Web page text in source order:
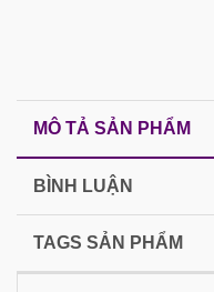
MÔ TẢ SẢN PHẨM
BÌNH LUẬN
TAGS SẢN PHẨM